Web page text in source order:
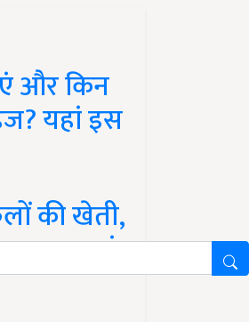
और किन
यहां इस
की खेती,
कमाएं